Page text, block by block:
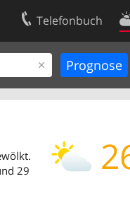
Telefonbuch
29
Kontakt